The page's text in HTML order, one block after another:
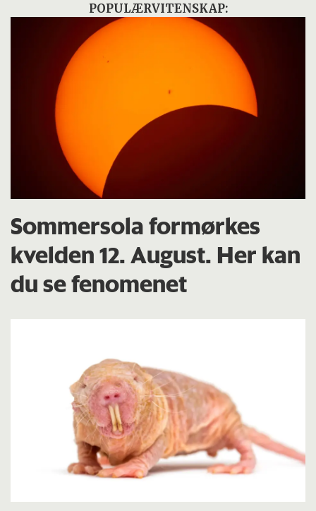
POPULÆRVITENSKAP:
Sommersola formørkes
kvelden 12. August. Her kan
du se fenomenet